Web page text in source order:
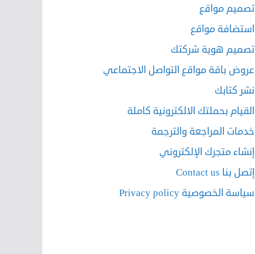
تصميم مواقع
استضافة مواقع
تصميم هوية شركتك
عروض باقة مواقع التواصل الاجتماعي
نشر كتابك
القيام بحملتك الالكترونية كاملة
خدمات المراجعة والترجمة
إنشاء متجرك الإلكتروني
إتصل بنا Contact us
سياسة الخصوصية Privacy policy